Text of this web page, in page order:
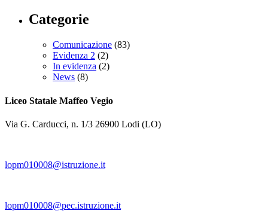
Categorie
Comunicazione (83)
Evidenza 2 (2)
In evidenza (2)
News (8)
Liceo Statale Maffeo Vegio
Via G. Carducci, n. 1/3 26900 Lodi (LO)
lopm010008@istruzione.it
lopm010008@pec.istruzione.it